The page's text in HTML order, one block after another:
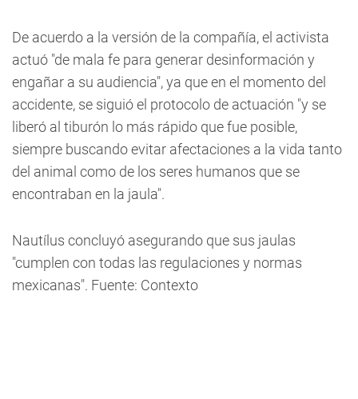
De acuerdo a la versión de la compañía, el activista
actuó "de mala fe para generar desinformación y
engañar a su audiencia", ya que en el momento del
accidente, se siguió el protocolo de actuación "y se
liberó al tiburón lo más rápido que fue posible,
siempre buscando evitar afectaciones a la vida tanto
del animal como de los seres humanos que se
encontraban en la jaula".
Nautílus concluyó asegurando que sus jaulas
"cumplen con todas las regulaciones y normas
mexicanas". Fuente: Contexto